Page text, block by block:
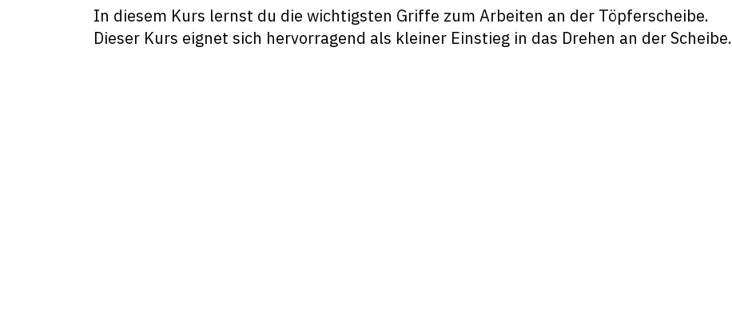
In diesem Kurs lernst du die wichtigsten Griffe zum Arbeiten an der Töpferscheibe.
Dieser Kurs eignet sich hervorragend als kleiner Einstieg in das Drehen an der Scheibe.